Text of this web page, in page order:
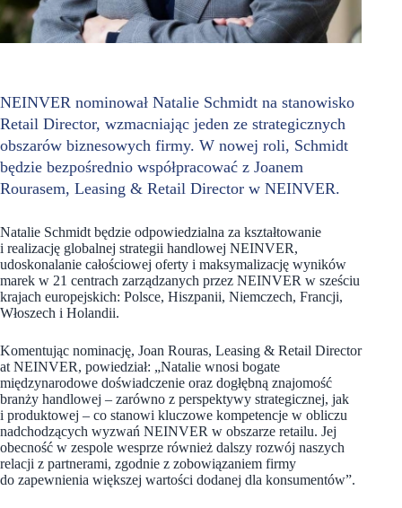
NEINVER nominował Natalie Schmidt na stanowisko
Retail Director, wzmacniając jeden ze strategicznych
obszarów biznesowych firmy. W nowej roli, Schmidt
będzie bezpośrednio współpracować z Joanem
Rourasem, Leasing & Retail Director w NEINVER.
Natalie Schmidt będzie odpowiedzialna za kształtowanie
i realizację globalnej strategii handlowej NEINVER,
udoskonalanie całościowej oferty i maksymalizację wyników
marek w 21 centrach zarządzanych przez NEINVER w sześciu
krajach europejskich: Polsce, Hiszpanii, Niemczech, Francji,
Włoszech i Holandii.
Komentując nominację, Joan Rouras, Leasing & Retail Director
at NEINVER, powiedział: „Natalie wnosi bogate
międzynarodowe doświadczenie oraz dogłębną znajomość
branży handlowej – zarówno z perspektywy strategicznej, jak
i produktowej – co stanowi kluczowe kompetencje w obliczu
nadchodzących wyzwań NEINVER w obszarze retailu. Jej
obecność w zespole wesprze również dalszy rozwój naszych
relacji z partnerami, zgodnie z zobowiązaniem firmy
do zapewnienia większej wartości dodanej dla konsumentów”.